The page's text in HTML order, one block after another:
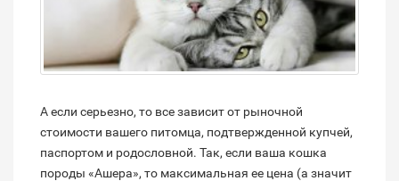
А если серьезно, то все зависит от рыночной
стоимости вашего питомца, подтвержденной купчей,
паспортом и родословной. Так, если ваша кошка
породы «Ашера», то максимальная ее цена (а значит